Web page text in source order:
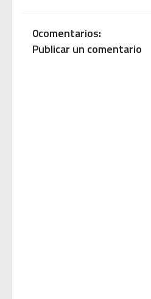
0comentarios:
Publicar un comentario